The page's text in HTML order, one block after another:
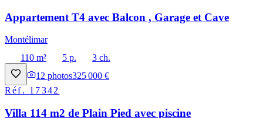
Appartement T4 avec Balcon , Garage et Cave
Montélimar
110 m²
5 p.
3 ch.
12 photos325 000 €
Réf. 17342
Villa 114 m2 de Plain Pied avec piscine